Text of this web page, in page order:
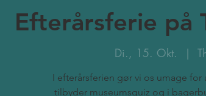
Efterårsferie på
Di., 15. Okt.
  |
I efterårsferien gør vi os umage
tilbyder museumsquiz og i